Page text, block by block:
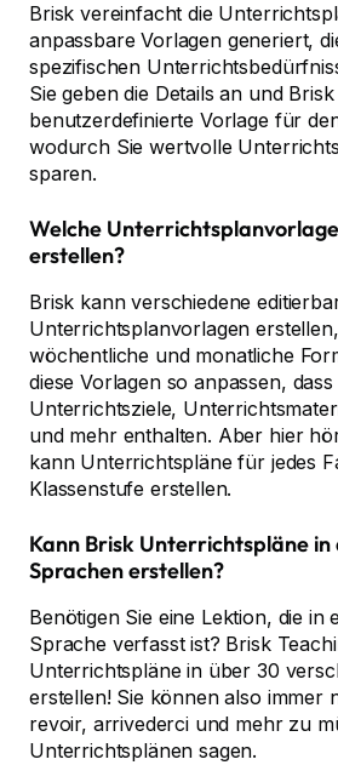
Brisk vereinfacht die
anpassbare Vorlagen generiert,
spezifischen
Sie geben die Details an und
benutzerdefinierte Vorlage für
wodurch Sie wertvolle
sparen.
Welche
erstellen?
Brisk kann verschiedene
Unterrichtsplanvorlagen
wöchentliche und monatliche
diese Vorlagen so anpassen,
Unterrichtsziele,
und mehr enthalten. Aber hier
kann Unterrichtspläne für jedes
Klassenstufe erstellen.
Kann Brisk Unterrichtspläne in
Sprachen erstellen?
Benötigen Sie eine Lektion, die in
Sprache verfasst ist? Brisk
Unterrichtspläne in über 30
erstellen! Sie können also immer
revoir, arrivederci und mehr zu
Unterrichtsplänen sagen.